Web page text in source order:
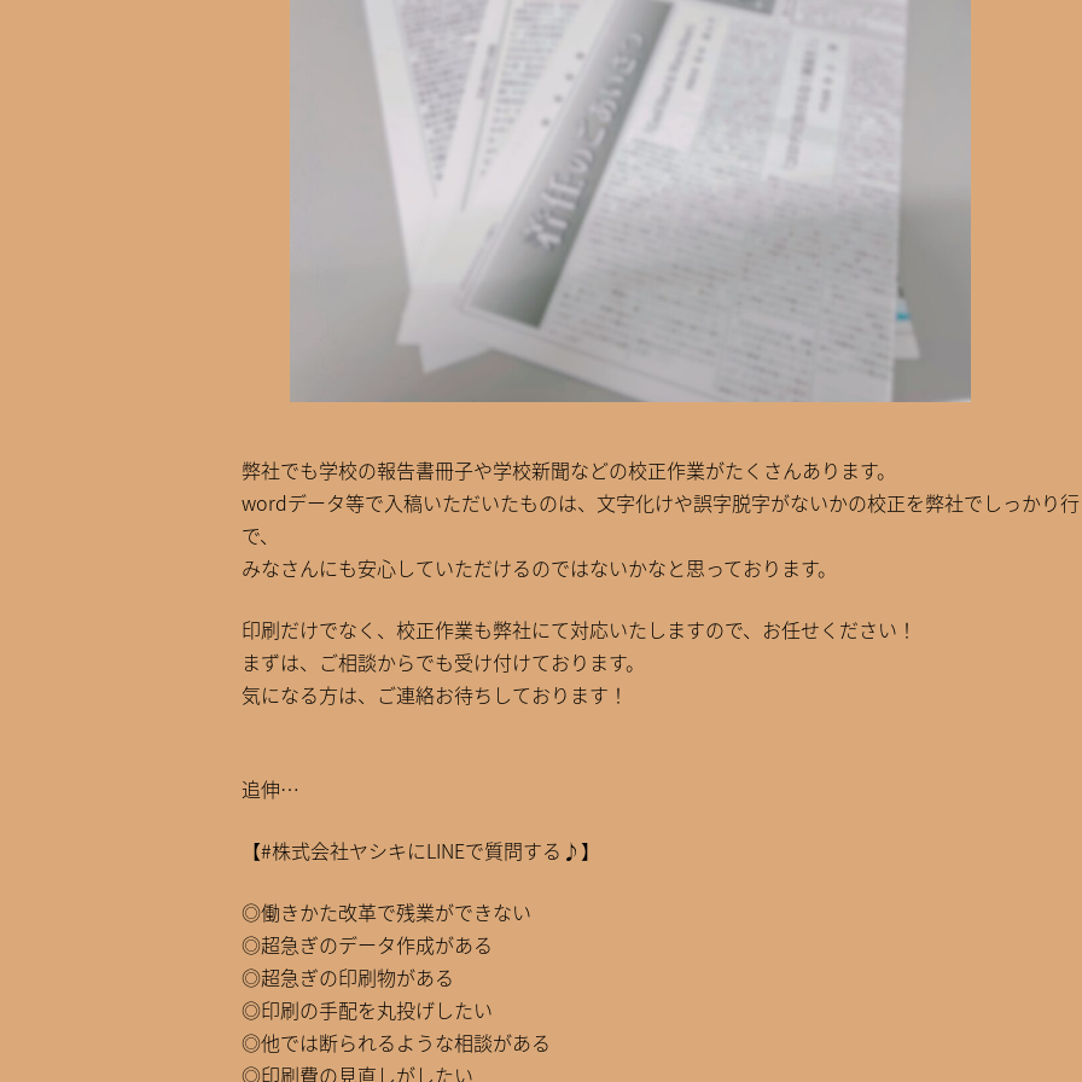
弊社でも学校の報告書冊子や学校新聞などの校正作業がたくさんあります。
wordデータ等で入稿いただいたものは、文字化けや誤字脱字がないかの校正を弊社でしっかり
で、
みなさんにも安心していただけるのではないかなと思っております。
印刷だけでなく、校正作業も弊社にて対応いたしますので、お任せください！
まずは、ご相談からでも受け付けております。
気になる方は、ご連絡お待ちしております！
追伸…
【#株式会社ヤシキにLINEで質問する♪】
◎働きかた改革で残業ができない
◎超急ぎのデータ作成がある
◎超急ぎの印刷物がある
◎印刷の手配を丸投げしたい
◎他では断られるような相談がある
◎印刷費の見直しがしたい